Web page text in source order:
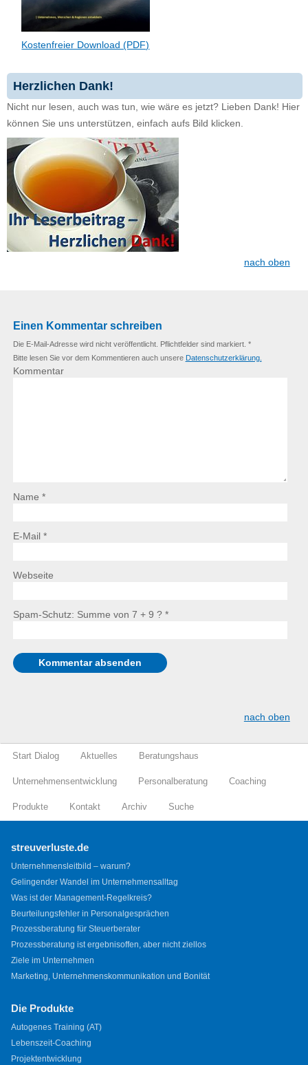
Kostenfreier Download (PDF)
Herzlichen Dank!
Nicht nur lesen, auch was tun, wie wäre es jetzt? Lieben Dank! Hier
können Sie uns unterstützen, einfach aufs Bild klicken.
nach oben
Einen Kommentar schreiben
Die E-Mail-Adresse wird nicht veröffentlicht. Pflichtfelder sind markiert. *
Bitte lesen Sie vor dem Kommentieren auch unsere Datenschutzerklärung.
Kommentar
Name *
E-Mail *
Webseite
Spam-Schutz: Summe von 7 + 9 ? *
nach oben
Start Dialog Aktuelles Beratungshaus
Unternehmensentwicklung Personalberatung Coaching
Produkte Kontakt Archiv Suche
streuverluste.de
Unternehmensleitbild – warum?
Gelingender Wandel im Unternehmensalltag
Was ist der Management-Regelkreis?
Beurteilungsfehler in Personalgesprächen
Prozessberatung für Steuerberater
Prozessberatung ist ergebnisoffen, aber nicht ziellos
Ziele im Unternehmen
Marketing, Unternehmenskommunikation und Bonität
Die Produkte
Autogenes Training (AT)
Lebenszeit-Coaching
Projektentwicklung